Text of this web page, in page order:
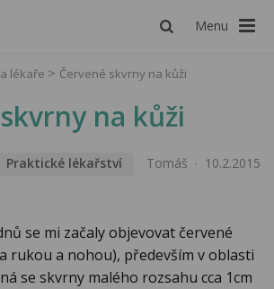
Menu
lékaře Červené skvrny na kůži
na kůži
Praktické lékařství Tomáš 10.2.2015
se mi začaly objevovat červené
rukou a nohou), především v oblasti
se skvrny malého rozsahu cca 1cm